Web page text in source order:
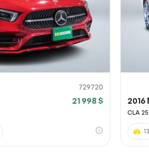
729720
21 998 $ 2016
CLA